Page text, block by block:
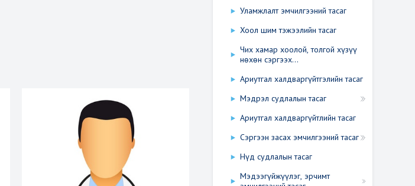
Уламжлалт эмчилгээний тасаг
Хоол шим тэжээлийн тасаг
Чих хамар хоолой, толгой хүзүү
нөхөн сэргээх...
Ариутгал халдваргүйтгэлийн тасаг
Мэдрэл судлалын тасаг
Ариутгал халдваргүйтлийн тасаг
Сэргээн засах эмчилгээний тасаг
Нүд судлалын тасаг
Мэдээгүйжүүлэг, эрчимт